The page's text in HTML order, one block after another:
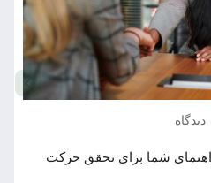
شما برای تحقق حرکت